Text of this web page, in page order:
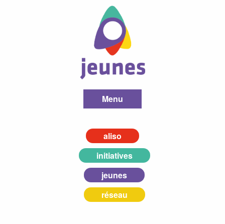
Menu
aliso
initiatives
jeunes
réseau